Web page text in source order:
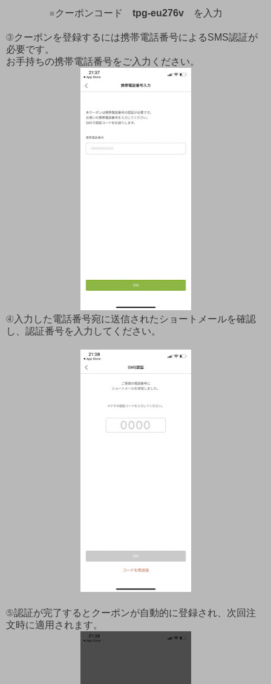
※クーポンコード tpg-eu276vを入力
③クーポンを登録するには携帯電話番号によるSMS認証が
必要です。
お手持ちの携帯電話番号をご入力ください。
④入力した電話番号宛に送信されたショートメールを確認
し、認証番号を入力してください。
⑤認証が完了するとクーポンが自動的に登録され、次回注
文時に適用されます。